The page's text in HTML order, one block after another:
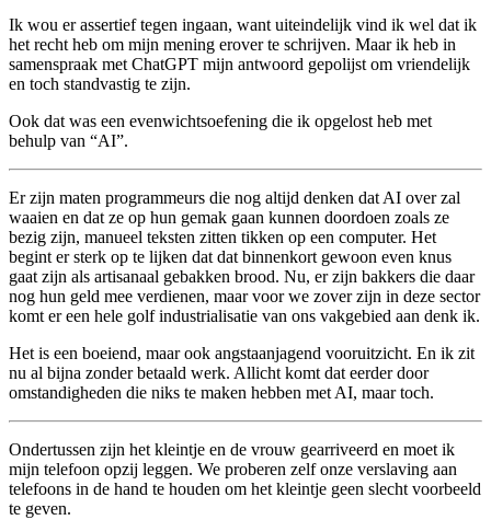
Ik wou er assertief tegen ingaan, want uiteindelijk vind ik wel dat ik
het recht heb om mijn mening erover te schrijven. Maar ik heb in
samenspraak met ChatGPT mijn antwoord gepolijst om vriendelijk
en toch standvastig te zijn.
Ook dat was een evenwichtsoefening die ik opgelost heb met
behulp van “AI”.
Er zijn maten programmeurs die nog altijd denken dat AI over zal
waaien en dat ze op hun gemak gaan kunnen doordoen zoals ze
bezig zijn, manueel teksten zitten tikken op een computer. Het
begint er sterk op te lijken dat dat binnenkort gewoon even knus
gaat zijn als artisanaal gebakken brood. Nu, er zijn bakkers die daar
nog hun geld mee verdienen, maar voor we zover zijn in deze sector
komt er een hele golf industrialisatie van ons vakgebied aan denk ik.
Het is een boeiend, maar ook angstaanjagend vooruitzicht. En ik zit
nu al bijna zonder betaald werk. Allicht komt dat eerder door
omstandigheden die niks te maken hebben met AI, maar toch.
Ondertussen zijn het kleintje en de vrouw gearriveerd en moet ik
mijn telefoon opzij leggen. We proberen zelf onze verslaving aan
telefoons in de hand te houden om het kleintje geen slecht voorbeeld
te geven.